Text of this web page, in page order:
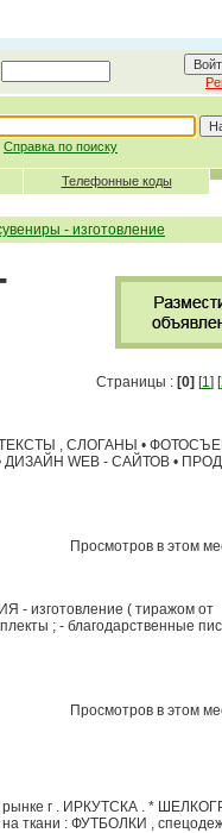
Справка по поиску
Телефонные коды
- изготовление
Страницы : [0] [1] [
, СЛОГАНЫ •
WEB - САЙТОВ •
Просмотров в этом
( тиражом от
; - благодарственные
Просмотров в этом
рынке г . ИРКУТСКА . *
ткани : ФУТБОЛКИ ,